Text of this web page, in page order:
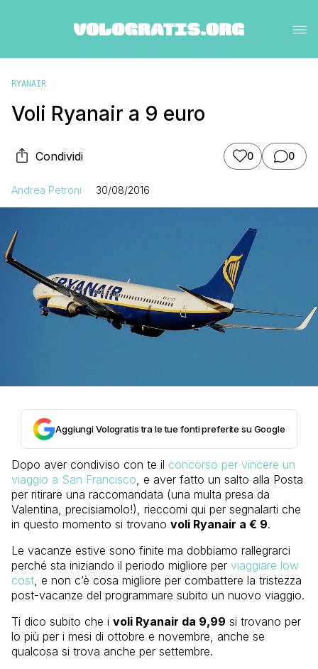
RYANAIR
Voli Ryanair a 9 euro
Condividi 0 0
Andrea Petroni 30/08/2016
Aggiungi Vologratis tra le tue fonti preferite su Google
Dopo aver condiviso con te il concorso per vincere un
viaggio a San Francisco , e aver fatto un salto alla Posta
per ritirare una raccomandata (una multa presa da
Valentina, precisiamolo!), rieccomi qui per segnalarti che
in questo momento si trovano voli Ryanair a € 9.
Le vacanze estive sono finite ma dobbiamo rallegrarci
perché sta iniziando il periodo migliore per viaggiare low
cost , e non c’è cosa migliore per combattere la tristezza
post-vacanze del programmare subito un nuovo viaggio.
Ti dico subito che i voli Ryanair da 9,99 si trovano per
lo più per i mesi di ottobre e novembre, anche se
qualcosa si trova anche per settembre.